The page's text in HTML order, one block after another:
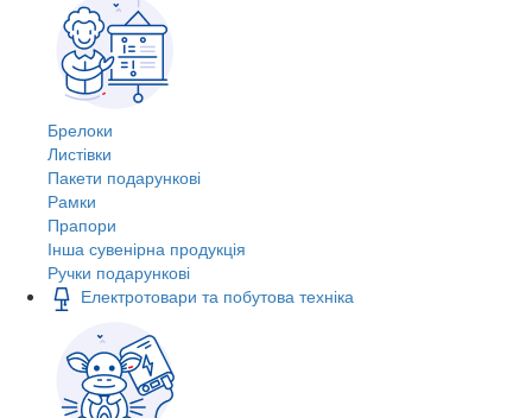
Брелоки
Листівки
Пакети подарункові
Рамки
Прапори
Інша сувенірна продукція
Ручки подарункові
Електротовари та побутова техніка